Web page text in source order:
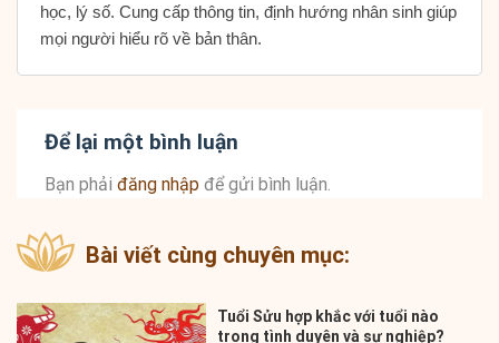
học, lý số. Cung cấp thông tin, định hướng nhân sinh giúp
mọi người hiểu rõ về bản thân.
Để lại một bình luận
Bạn phải đăng nhập để gửi bình luận.
Bài viết cùng chuyên mục:
Tuổi Sửu hợp khắc với tuổi nào
trong tình duyên và sự nghiệp?